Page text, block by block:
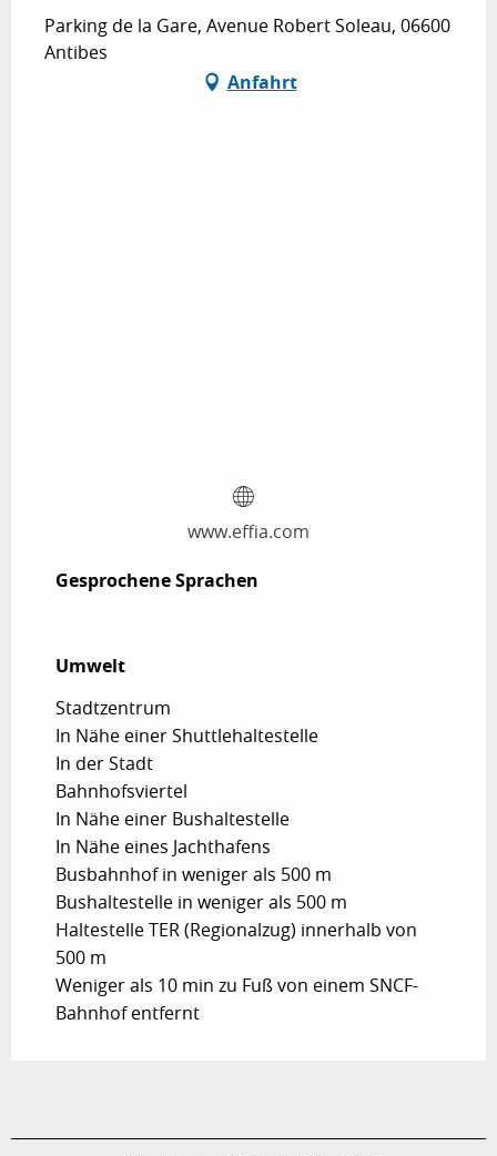
Parking de la Gare, Avenue Robert Soleau, 06600
Antibes
Anfahrt
www.effia.com
Gesprochene Sprachen
Gesprochene Sprachen
Umwelt
Umwelt
Stadtzentrum
In Nähe einer Shuttlehaltestelle
In der Stadt
Bahnhofsviertel
In Nähe einer Bushaltestelle
In Nähe eines Jachthafens
Busbahnhof in weniger als 500 m
Bushaltestelle in weniger als 500 m
Haltestelle TER (Regionalzug) innerhalb von
500 m
Weniger als 10 min zu Fuß von einem SNCF-
Bahnhof entfernt